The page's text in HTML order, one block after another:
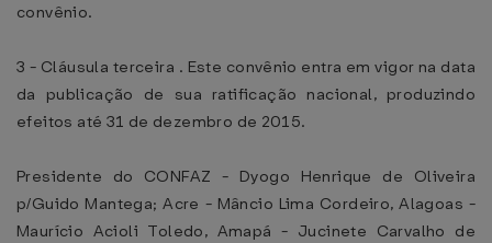
convênio.
3 - Cláusula terceira . Este convênio entra em vigor na data
da publicação de sua ratificação nacional, produzindo
efeitos até 31 de dezembro de 2015.
Presidente do CONFAZ - Dyogo Henrique de Oliveira
p/Guido Mantega; Acre - Mâncio Lima Cordeiro, Alagoas -
Maurício Acioli Toledo, Amapá - Jucinete Carvalho de